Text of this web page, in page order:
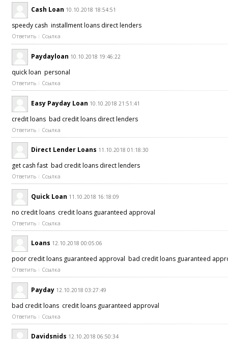
Cash Loan 10.10.2018 18:54:51
speedy cash installment loans direct lenders
Ответить Ссылка
Paydayloan 10.10.2018 19:46:22
quick loan personal
Ответить Ссылка
Easy Payday Loan 10.10.2018 21:51:41
credit loans bad credit loans direct lenders
Ответить Ссылка
Direct Lender Loans 11.10.2018 01:18:30
get cash fast bad credit loans direct lenders
Ответить Ссылка
Quick Loan 11.10.2018 16:18:09
no credit loans credit loans guaranteed approval
Ответить Ссылка
Loans 12.10.2018 00:05:06
poor credit loans guaranteed approval bad credit loans guaranteed
Ответить Ссылка
Payday 12.10.2018 03:27:49
bad credit loans credit loans guaranteed approval
Ответить Ссылка
Davidsnids 12.10.2018 06:50:34